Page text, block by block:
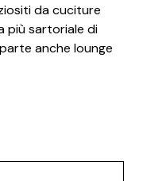
da cuciture
più sartoriale di
anche lounge